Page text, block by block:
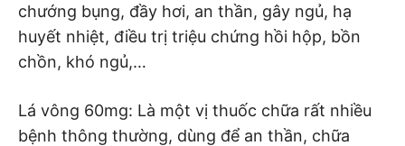
chướng bụng, đầy hơi, an thần, gây ngủ, hạ
huyết nhiệt, điều trị triệu chứng hồi hộp, bồn
chồn, khó ngủ,…
Lá vông 60mg: Là một vị thuốc chữa rất nhiều
bệnh thông thường, dùng để an thần, chữa